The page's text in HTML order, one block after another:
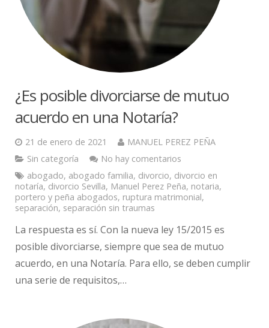
¿Es posible divorciarse de mutuo
acuerdo en una Notaría?
21 de enero de 2021
MANUEL PEREZ PEÑA
Sin categoría
No hay comentarios
abogado, abogado familia, divorcio, divorcio en
notaría, divorcio Sevilla, Manuel Perez Peña, notaria,
portero y peña abogados, ruptura matrimonial,
separación, separación sin traumas
La respuesta es sí. Con la nueva ley 15/2015 es
posible divorciarse, siempre que sea de mutuo
acuerdo, en una Notaría. Para ello, se deben cumplir
una serie de requisitos,…